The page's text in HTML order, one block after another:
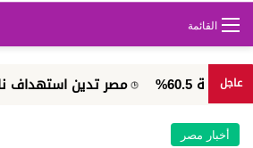
القائمة
عاجل مصر تدين استهداف ناقلة
أخبار مصر